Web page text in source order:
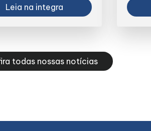
Leia na integra
todas nossas notícias